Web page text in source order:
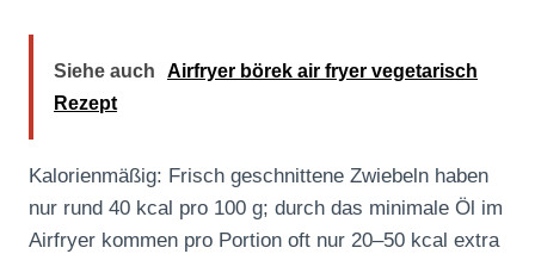
Siehe auch
Airfryer börek air fryer vegetarisch
Rezept
Kalorienmäßig: Frisch geschnittene Zwiebeln haben
nur rund 40 kcal pro 100 g; durch das minimale Öl im
Airfryer kommen pro Portion oft nur 20–50 kcal extra